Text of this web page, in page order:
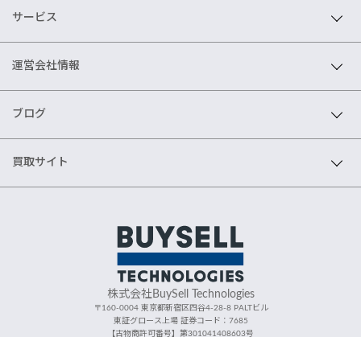
サービス
運営会社情報
ブログ
買取サイト
株式会社BuySell Technologies
〒160-0004 東京都新宿区四谷4-28-8 PALTビル
東証グロース上場 証券コード：7685
【古物商許可番号】第301041408603号